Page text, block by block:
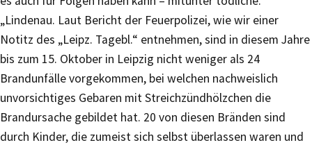
„Lindenau. Laut Bericht der Feuerpolizei, wie wir einer
Notitz des „Leipz. Tagebl.“ entnehmen, sind in diesem Jahre
bis zum 15. Oktober in Leipzig nicht weniger als 24
Brandunfälle vorgekommen, bei welchen nachweislich
unvorsichtiges Gebaren mit Streichzündhölzchen die
Brandursache gebildet hat. 20 von diesen Bränden sind
durch Kinder, die zumeist sich selbst überlassen waren und